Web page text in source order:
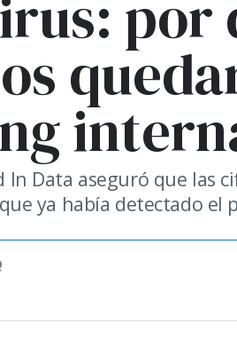
por
Data aseguró que las
ya había detectado el